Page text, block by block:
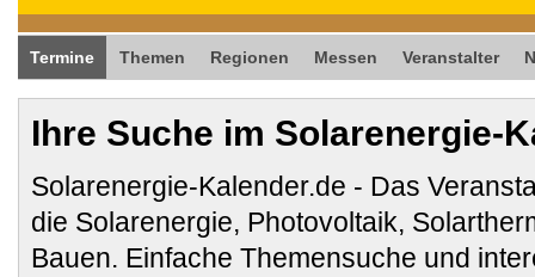
Termine Themen Regionen Messen Veranstalter
Ihre Suche im Solarenergie-
Solarenergie-Kalender.de - Das
die Solarenergie, Photovoltaik,
Bauen. Einfache Themensuche und